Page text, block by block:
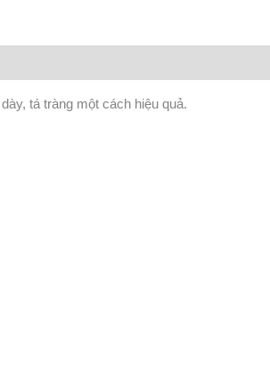
tá tràng một cách hiệu quả.